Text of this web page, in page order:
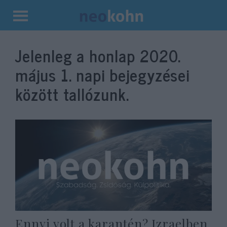
Kilépés
tartalomba
Jelenleg a honlap 2020.
május 1. napi bejegyzései
között tallózunk.
Ennyi volt a karantén? Izraelben